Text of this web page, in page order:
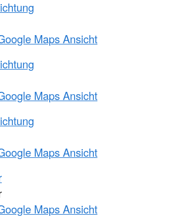
Maps Ansicht
Maps Ansicht
Maps Ansicht
Maps Ansicht